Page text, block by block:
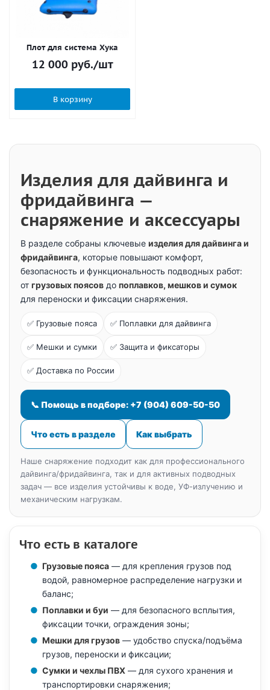
Плот для система Хука
12 000 руб./шт
В корзину
Изделия для дайвинга и
фридайвинга —
снаряжение и аксессуары
В разделе собраны ключевые изделия для дайвинга и
фридайвинга, которые повышают комфорт,
безопасность и функциональность подводных работ:
от грузовых поясов до поплавков, мешков и сумок
для переноски и фиксации снаряжения.
✅ Грузовые пояса ✅ Поплавки для дайвинга
✅ Мешки и сумки ✅ Защита и фиксаторы
✅ Доставка по России
📞 Помощь в подборе: +7 (904) 609-50-50
Что есть в разделе Как выбрать
Наше снаряжение подходит как для профессионального
дайвинга/фридайвинга, так и для активных подводных
задач — все изделия устойчивы к воде, УФ-излучению и
механическим нагрузкам.
Что есть в каталоге
Грузовые пояса — для крепления грузов под
водой, равномерное распределение нагрузки и
баланс;
Поплавки и буи — для безопасного всплытия,
фиксации точки, ограждения зоны;
Мешки для грузов — удобство спуска/подъёма
грузов, переноски и фиксации;
Сумки и чехлы ПВХ — для сухого хранения и
транспортировки снаряжения;